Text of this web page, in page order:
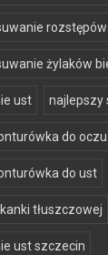
żylaków
ust najlepszy
do oczu
do ust
tłuszczowej
ust szczecin